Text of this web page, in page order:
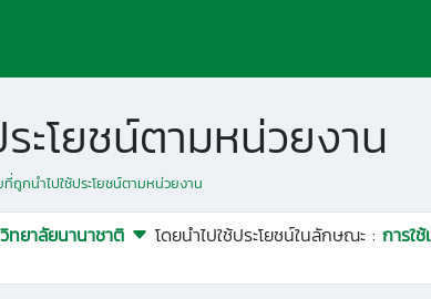
ะโยชน์ตามหน่วยงาน
ถูกนำไปใช้ประโยชน์ตามหน่วยงาน
วิทยาลัยนานาชาติ โดยนำไปใช้ประโยชน์ในลักษณะ : การใ